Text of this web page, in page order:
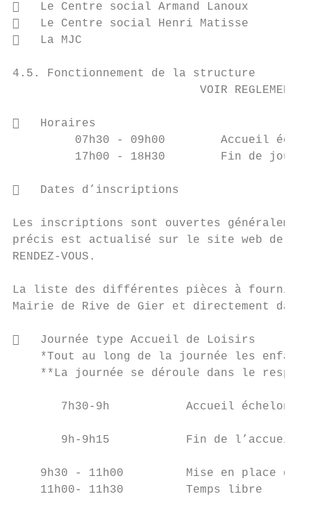
   Le Centre social Armand Lanoux
   Le Centre social Henri Matisse
   La MJC
4.5. Fonctionnement de la structure
VOIR REGLEMENT
   Horaires
07h30 - 09h00        Accueil
17h00 - 18H30        Fin de
   Dates d’inscriptions
Les inscriptions sont ouvertes
précis est actualisé sur le site web de
RENDEZ-VOUS.
La liste des différentes pièces à fournir
Mairie de Rive de Gier et directement dans
   Journée type Accueil de Loisirs
*Tout au long de la journée les
**La journée se déroule dans le
7h30-9h           Accueil
9h-9h15           Fin de
9h30 - 11h00         Mise en place de
    11h00- 11h30         Temps libre